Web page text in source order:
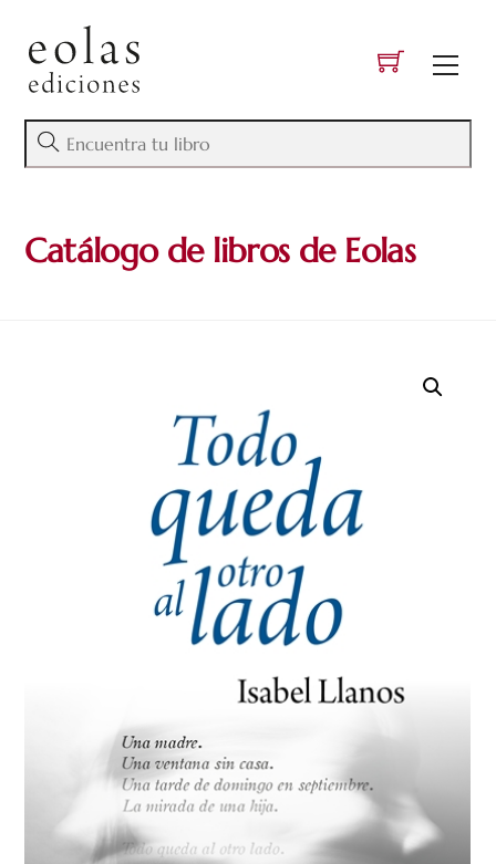
content
Catálogo de libros de Eolas